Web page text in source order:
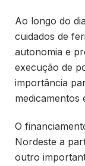
Ao longo do
cuidados de
autonomia e
execução de
importância
medicamentos
O
Nordeste a
outro